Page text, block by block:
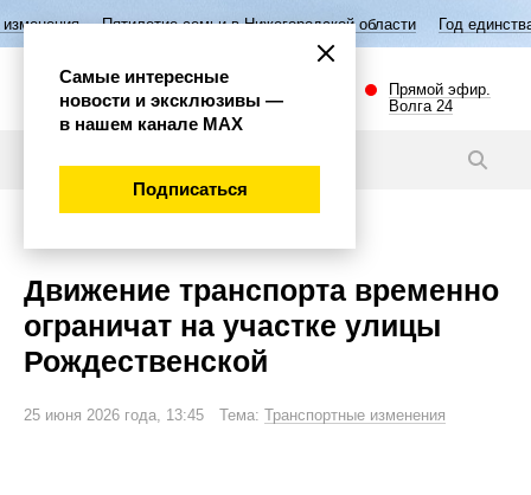
семьи в Нижегородской области Год единства народов
Прямой эфир.
Волга 24
Движение транспорта временно
ограничат на участке улицы
Рождественской
25 июня 2026 года, 13:45 Тема: Транспортные изменения
Самые интересные
новости и эксклюзивы —
в нашем канале МАХ
Подписаться